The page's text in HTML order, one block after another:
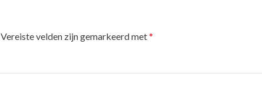
Vereiste velden zijn gemarkeerd met*